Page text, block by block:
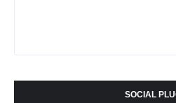
SOCIAL